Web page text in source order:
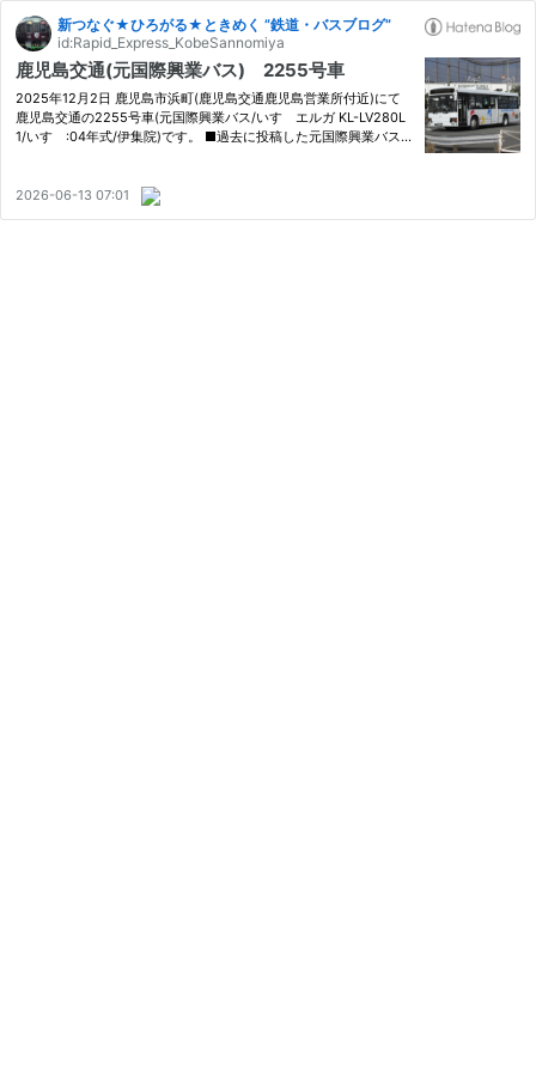
新つなぐ★ひろがる★ときめく ”鉄道・バスブログ”
id:Rapid_Express_KobeSannomiya
鹿児島交通(元国際興業バス) 2255号車
2025年12月2日 鹿児島市浜町(鹿児島交通鹿児島営業所付近)にて
鹿児島交通の2255号車(元国際興業バス/いすゞエルガ KL-LV280L
1/いすゞ:04年式/伊集院)です。 ■過去に投稿した元国際興業バス
グ…
2026-06-13 07:01